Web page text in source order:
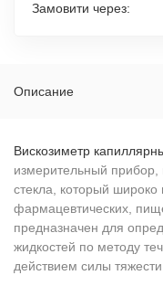
Замовити через:
Описание
Вискозиметр
измерительный прибор,
стекла, который широко
фармацевтических,
предназначен для
жидкостей по методу
действием силы тяжести.